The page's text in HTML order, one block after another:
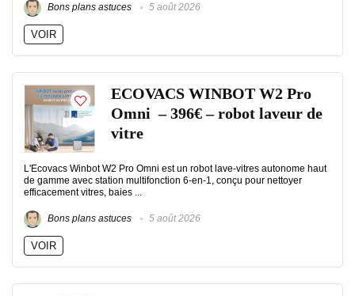
Bons plans astuces 5 août 2026
VOIR
ECOVACS WINBOT W2 Pro
Omni – 396€ – robot laveur de
vitre
L'Ecovacs Winbot W2 Pro Omni est un robot lave-vitres autonome haut
de gamme avec station multifonction 6-en-1, conçu pour nettoyer
efficacement vitres, baies ...
Bons plans astuces 5 août 2026
VOIR